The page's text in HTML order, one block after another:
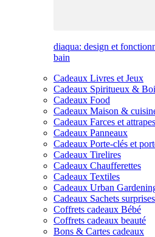
diaqua: design et
bain
Cadeaux Livres et Jeux
Cadeaux Spiritueux &
Cadeaux Food
Cadeaux Maison &
Cadeaux Farces et attrapes
Cadeaux Panneaux
Cadeaux Porte-clés et
Cadeaux Tirelires
Cadeaux Chaufferettes
Cadeaux Textiles
Cadeaux Urban
Cadeaux Sachets surprises
Coffrets cadeaux Bébé
Coffrets cadeaux beauté
Bons & Cartes cadeaux